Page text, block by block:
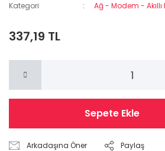
Kategori Ağ - Modem - Akıllı
337,19 TL
Sepete Ekle
Arkadaşına Öner Paylaş